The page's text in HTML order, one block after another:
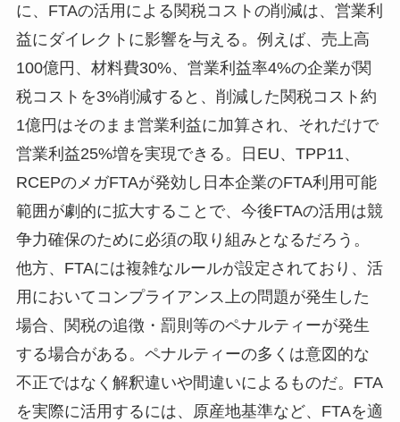
に、FTAの活用による関税コストの削減は、営業利
益にダイレクトに影響を与える。例えば、売上高
100億円、材料費30%、営業利益率4%の企業が関
税コストを3%削減すると、削減した関税コスト約
1億円はそのまま営業利益に加算され、それだけで
営業利益25%増を実現できる。日EU、TPP11、
RCEPのメガFTAが発効し日本企業のFTA利用可能
範囲が劇的に拡大することで、今後FTAの活用は競
争力確保のために必須の取り組みとなるだろう。
他方、FTAには複雑なルールが設定されており、活
用においてコンプライアンス上の問題が発生した
場合、関税の追徴・罰則等のペナルティーが発生
する場合がある。ペナルティーの多くは意図的な
不正ではなく解釈違いや間違いによるものだ。FTA
を実際に活用するには、原産地基準など、FTAを適